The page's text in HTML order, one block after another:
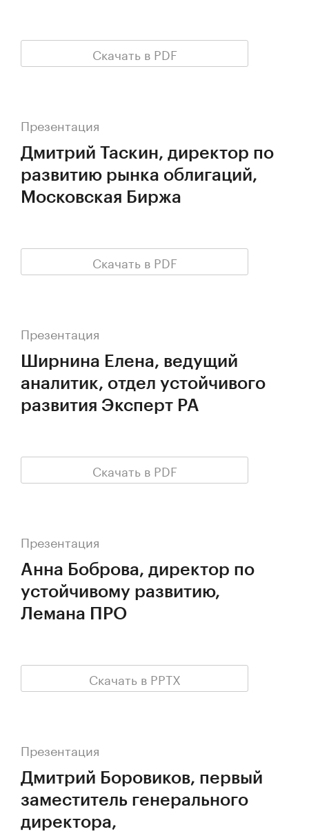
Скачать в PDF
Презентация
Дмитрий Таскин, директор по
развитию рынка облигаций,
Московская Биржа
Скачать в PDF
Презентация
Ширнина Елена, ведущий
аналитик, отдел устойчивого
развития Эксперт РА
Скачать в PDF
Презентация
Анна Боброва, директор по
устойчивому развитию,
Лемана ПРО
Скачать в PPTX
Презентация
Дмитрий Боровиков, первый
заместитель генерального
директора,